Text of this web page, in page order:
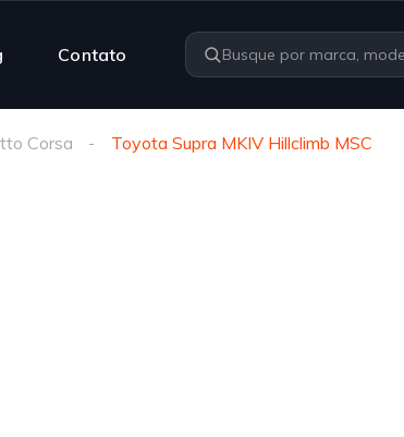
Contato
Corsa Toyota Supra MKIV Hillclimb MSC